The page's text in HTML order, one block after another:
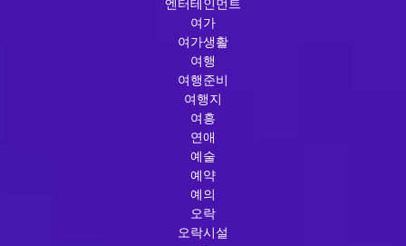
여가
여가생활
여행
여행준비
여행지
여흥
연애
예술
예약
예의
오락
오락시설